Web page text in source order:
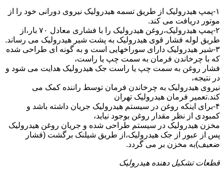
۱-پمپ هیدرولیک از طریق تسمه هیدرولیک نیروی دورانی خود را از
موتور دریافت می کند.
۲-پمپ هیدرولیک،روغن هیدرولیک را با فشاری معادل ۷۰ بار،از
طریق لوله فشار قوی هیدرولیک به پشت شیر هیدرولیک می رساند.
۳-شیر هیدرولیک دارای سوراخهایی است و به گونه ای طراحی شده
که با چرخاندن فرمان به سمت چپ یا راست،
فشار روغن به سمت چپ یا راست جک هیدرولیک هدایت می شود و
در نتیجه،
نیروی هیدرولیک به چرخاندن فرمان توسط راننده کمک می
کند.تعمیر فرمان هیدرولیک تهران
۴-برای اینکه روغن در سیستم هیدرولیک جریان داشته باشد و
کمبودی از نظر مقدار روغن بوجود نیاید،
مخزن هیدرولیک در سیستم طراحی شده و جریان روغن هیدرولیک
پس از عبور از جک هیدرولیک،از طریق شیلنک برگشت (فشار
ضعیف)به مخزن بر می گردد.
قطعات تشکیل دهنده هیدرولیک